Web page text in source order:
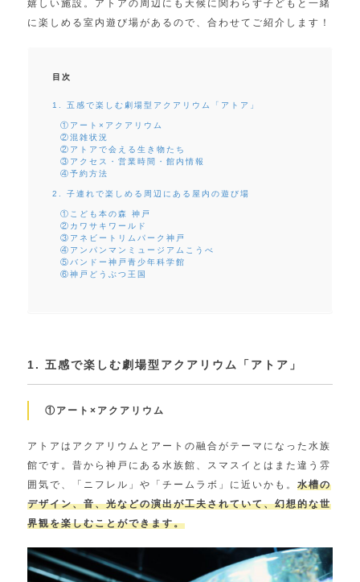
嬉しい施設。アトアの周辺にも天候に関わらず子どもと一緒
に楽しめる室内遊び場があるので、合わせてご紹介します！
目次
1. 五感で楽しむ劇場型アクアリウム「アトア」
①アート×アクアリウム
②混雑状況
②アトアで会える生き物たち
③アクセス・営業時間・館内情報
④予約方法
2. 子連れで楽しめる周辺にある屋内の遊び場
①こども本の森 神戸
②カワサキワールド
③アネビートリムパーク神戸
④アンパンマンミュージアムこうべ
⑤バンドー神戸青少年科学館
⑥神戸どうぶつ王国
1. 五感で楽しむ劇場型アクアリウム「アトア」
①アート×アクアリウム
アトアはアクアリウムとアートの融合がテーマになった水族
館です。昔から神戸にある水族館、スマスイとはまた違う雰
囲気で、「ニフレル」や「チームラボ」に近いかも。 水槽の
デザイン、音、光などの演出が工夫されていて、幻想的な世
界観を楽しむことができます。